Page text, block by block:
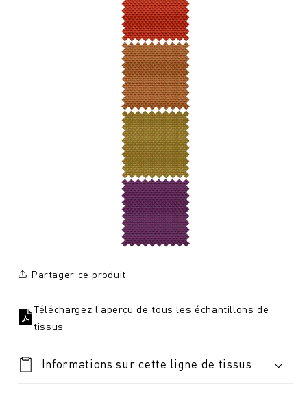
Partager ce produit
Téléchargez l'aperçu de tous les échantillons de
tissus
Informations sur cette ligne de tissus